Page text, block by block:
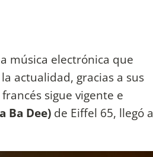
música electrónica que
actualidad, gracias a sus
francés sigue vigente e
Ba Dee) de Eiffel 65, llegó a